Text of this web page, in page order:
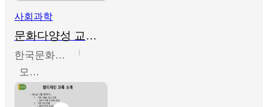
사회과학
문화다양성 교육의 이해
한국문화예술교육진흥원
모경환,성상환,정문성